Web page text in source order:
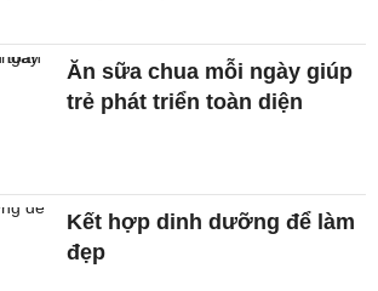
Ăn sữa chua mỗi ngày giúp
trẻ phát triển toàn diện
Kết hợp dinh dưỡng để làm
đẹp